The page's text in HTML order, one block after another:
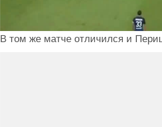
В том же матче отличился и